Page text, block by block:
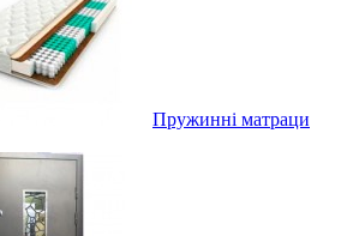
Пружинні матраци